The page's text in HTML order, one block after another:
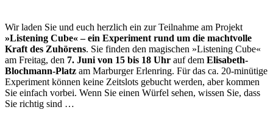
Wir laden Sie und euch herzlich ein zur Teilnahme am Projekt
»Listening Cube« – ein Experiment rund um die machtvolle
Kraft des Zuhörens. Sie finden den magischen »Listening Cube«
am Freitag, den 7. Juni von 15 bis 18 Uhr auf dem Elisabeth-
Blochmann-Platz am Marburger Erlenring. Für das ca. 20-minütige
Experiment können keine Zeitslots gebucht werden, aber kommen
Sie einfach vorbei. Wenn Sie einen Würfel sehen, wissen Sie, dass
Sie richtig sind …